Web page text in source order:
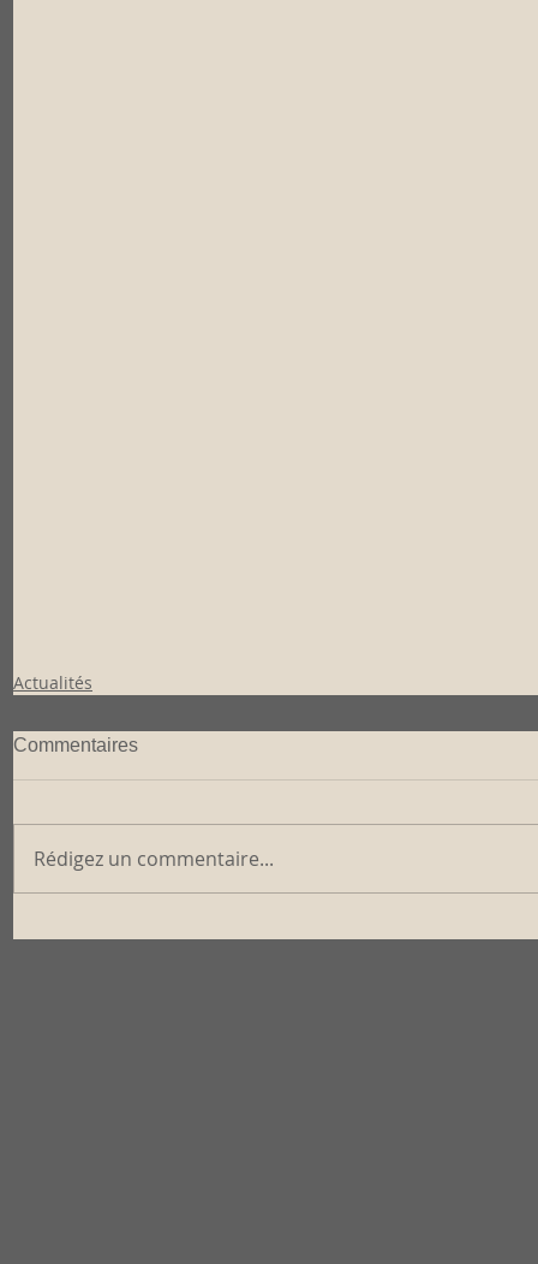
Actualités
Commentaires
Rédigez un commentaire...